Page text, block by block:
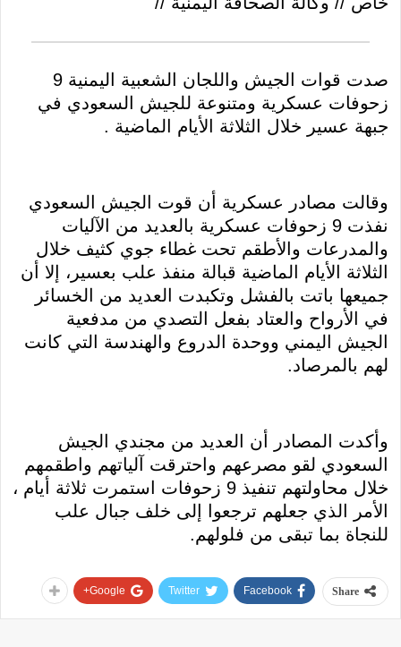
صدت قوات الجيش واللجان الشعبية اليمنية 9
زحوفات عسكرية ومتنوعة للجيش السعودي في
جبهة عسير خلال الثلاثة الأيام الماضية .
وقالت مصادر عسكرية أن قوت الجيش السعودي
نفذت 9 زحوفات عسكرية بالعديد من الآليات
والمدرعات والأطقم تحت غطاء جوي كثيف خلال
الثلاثة الأيام الماضية قبالة منفذ علب بعسير، إلا أن
جميعها باتت بالفشل وتكبدت العديد من الخسائر
في الأرواح والعتاد بفعل التصدي من مدفعية
الجيش اليمني ووحدة الدروع والهندسة التي كانت
لهم بالمرصاد.
وأكدت المصادر أن العديد من مجندي الجيش
السعودي لقو مصرعهم واحترقت آلياتهم واطقمهم
خلال محاولتهم تنفيذ 9 زحوفات استمرت ثلاثة أيام ،
الأمر الذي جعلهم ترجعوا إلى خلف جبال علب
للنجاة بما تبقى من فلولهم.
Share
Facebook
Twitter
Google+